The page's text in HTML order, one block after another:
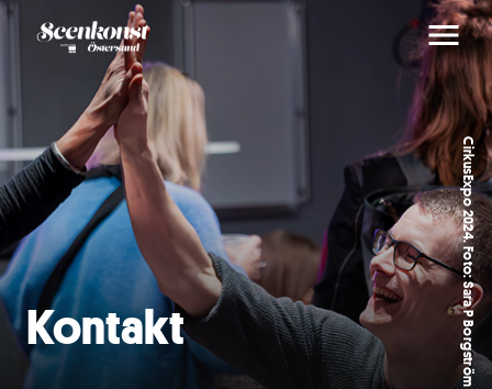
CirkusExpo 2024. Foto: Sara P Borgström
Kontakt